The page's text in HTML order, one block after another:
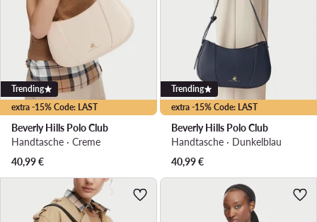
extra -15% Code: LAST
Trending
Beverly Hills Polo Club
Handtasche · Creme
40,99€
extra -15% Code: LAST
Trending
Beverly Hills Polo Club
Handtasche · Dunkelblau
40,99€